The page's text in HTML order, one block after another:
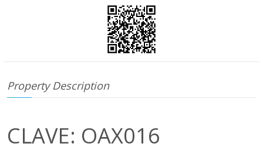
Property Description
CLAVE: OAX016